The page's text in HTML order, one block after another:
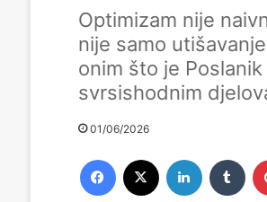
Optimizam nije
nije samo
onim što je Poslanik ﷺ podučio: nadom, povjerenjem u Allaha i
svrsishodnim
01/06/2026